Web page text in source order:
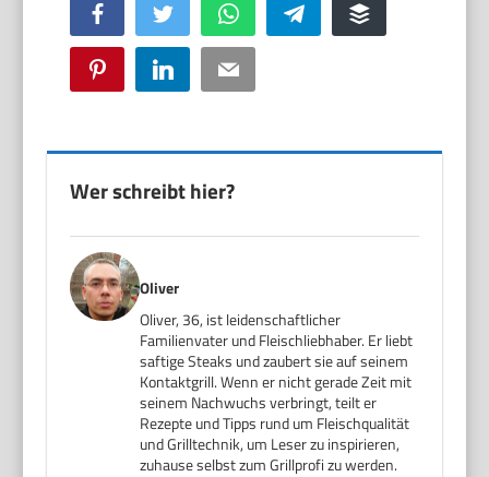
Facebook Twitter WhatsApp Telegram Buffer
Pinterest LinkedIn Email
Wer schreibt hier?
Oliver
Oliver, 36, ist leidenschaftlicher
Familienvater und Fleischliebhaber. Er liebt
saftige Steaks und zaubert sie auf seinem
Kontaktgrill. Wenn er nicht gerade Zeit mit
seinem Nachwuchs verbringt, teilt er
Rezepte und Tipps rund um Fleischqualität
und Grilltechnik, um Leser zu inspirieren,
zuhause selbst zum Grillprofi zu werden.